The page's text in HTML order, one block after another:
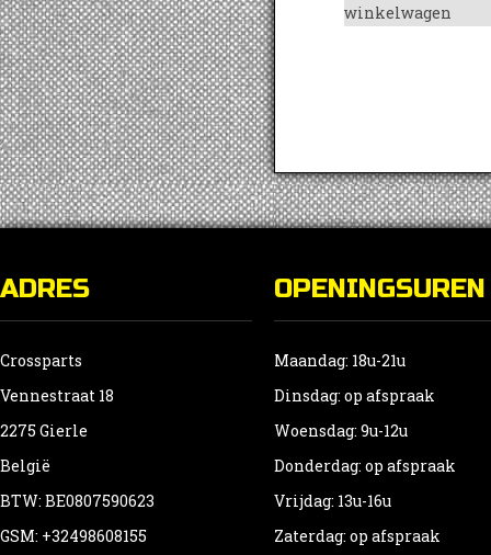
winkelwagen
ADRES
Crossparts
Vennestraat 18
2275 Gierle
België
BTW: BE0807590623
GSM: +32498608155
OPENINGSUREN
Maandag: 18u-21u
Dinsdag: op afspraak
Woensdag: 9u-12u
Donderdag: op afspraak
Vrijdag: 13u-16u
Zaterdag: op afspraak